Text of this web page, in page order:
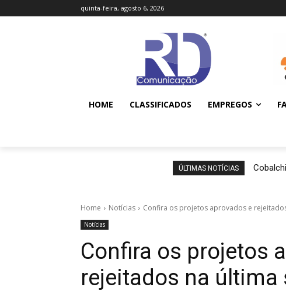
quinta-feira, agosto 6, 2026
HOME CLASSIFICADOS EMPREGOS
ÚLTIMAS NOTÍCIAS
Home Notícias Confira os projetos aprovados e
Notícias
Confira os projetos
rejeitados na última